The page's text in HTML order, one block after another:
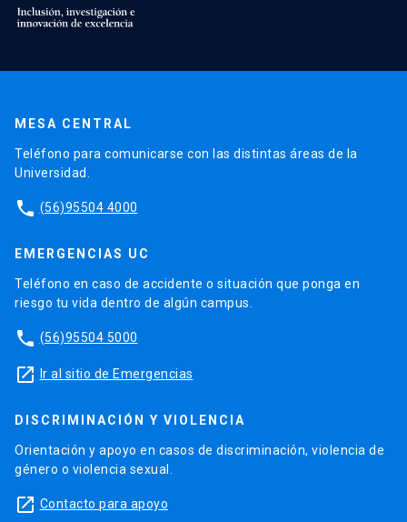
MESA CENTRAL
Teléfono para comunicarse con las distintas áreas de la
Universidad.
phone (56)95504 4000
EMERGENCIAS UC
Teléfono en caso de accidente o situación que ponga en
riesgo tu vida dentro de algún campus.
phone (56)95504 5000
launch Ir al sitio de Emergencias
DISCRIMINACIÓN Y VIOLENCIA
Orientación y apoyo en casos de discriminación, violencia de
género o violencia sexual.
launch Contacto para apoyo